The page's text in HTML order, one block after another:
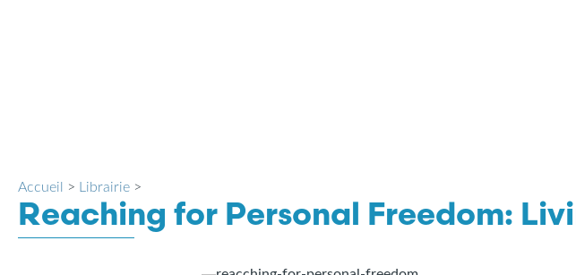
Accueil > Librairie >
Reaching for Personal Freedom: